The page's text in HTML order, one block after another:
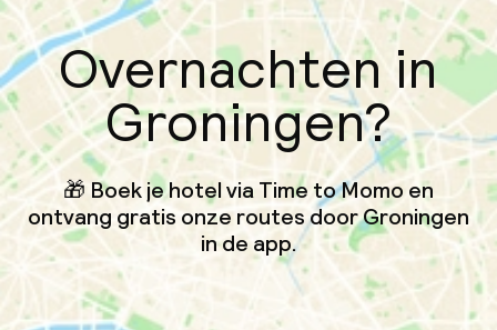
Overnachten in
Groningen?
🎁 Boek je hotel via Time to Momo en
ontvang gratis onze routes door Groningen
in de app.